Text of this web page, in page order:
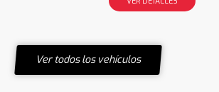
Ver todos los vehículos